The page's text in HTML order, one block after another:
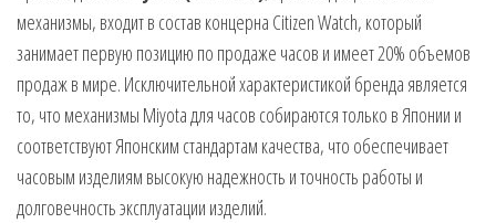
механизмы, входит в состав концерна Citizen Watch, который
занимает первую позицию по продаже часов и имеет 20% объемов
продаж в мире. Исключительной характеристикой бренда является
то, что механизмы Miyota для часов собираются только в Японии и
соответствуют Японским стандартам качества, что обеспечивает
часовым изделиям высокую надежность и точность работы и
долговечность эксплуатации изделий.